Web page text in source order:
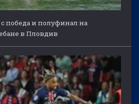
победа и полуфинал на
в Пловдив